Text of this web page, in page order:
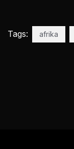
Tags: afrika